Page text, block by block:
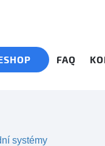
FAQ
systémy